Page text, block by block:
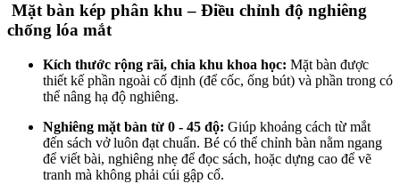
Mặt bàn kép phân khu – Điều chỉnh độ nghiêng
chống lóa mắt
Kích thước rộng rãi, chia khu khoa học: Mặt bàn được
thiết kế phần ngoài cố định (để cốc, ống bút) và phần trong có
thể nâng hạ độ nghiêng.
Nghiêng mặt bàn từ 0 - 45 độ: Giúp khoảng cách từ mắt
đến sách vở luôn đạt chuẩn. Bé có thể chỉnh bàn nằm ngang
để viết bài, nghiêng nhẹ để đọc sách, hoặc dựng cao để vẽ
tranh mà không phải cúi gập cổ.